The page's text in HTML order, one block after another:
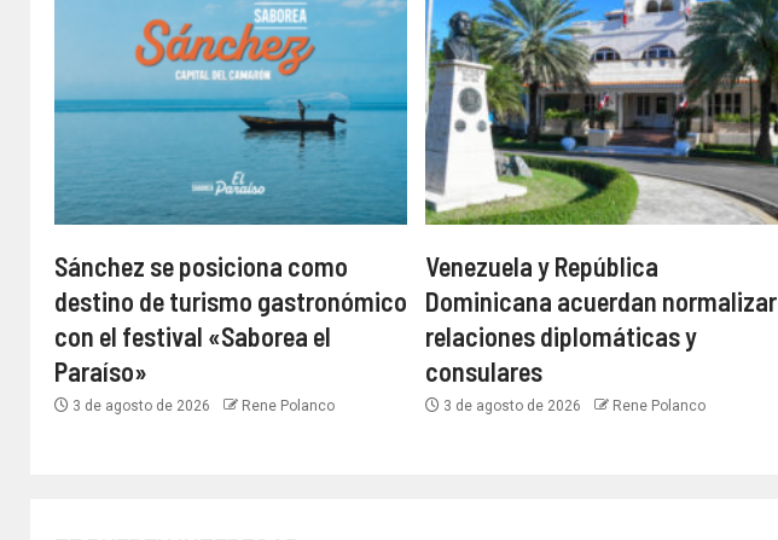
Sánchez se posiciona como
destino de turismo gastronómico
con el festival «Saborea el
Paraíso»
3 de agosto de 2026 Rene Polanco
Venezuela y República
Dominicana acuerdan normalizar
relaciones diplomáticas y
consulares
3 de agosto de 2026 Rene Polanco